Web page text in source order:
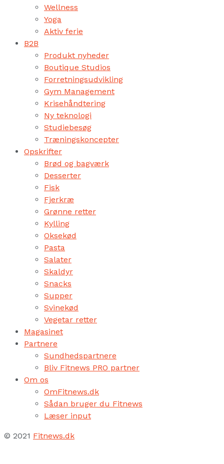
Wellness
Yoga
Aktiv ferie
B2B
Produkt nyheder
Boutique Studios
Forretningsudvikling
Gym Management
Krisehåndtering
Ny teknologi
Studiebesøg
Træningskoncepter
Opskrifter
Brød og bagværk
Desserter
Fisk
Fjerkræ
Grønne retter
Kylling
Oksekød
Pasta
Salater
Skaldyr
Snacks
Supper
Svinekød
Vegetar retter
Magasinet
Partnere
Sundhedspartnere
Bliv Fitnews PRO partner
Om os
OmFitnews.dk
Sådan bruger du Fitnews
Læser input
© 2021 Fitnews.dk